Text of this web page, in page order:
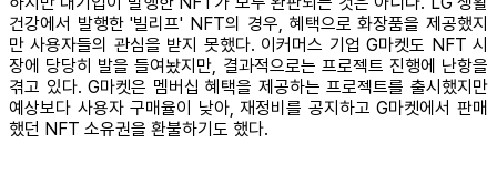
건강에서 발행한 '빌리프' NFT의 경우, 혜택으로 화장품을 제공했지
만 사용자들의 관심을 받지 못했다. 이커머스 기업 G마켓도 NFT 시
장에 당당히 발을 들여놨지만, 결과적으로는 프로젝트 진행에 난항을
겪고 있다. G마켓은 멤버십 혜택을 제공하는 프로젝트를 출시했지만
예상보다 사용자 구매율이 낮아, 재정비를 공지하고 G마켓에서 판매
했던 NFT 소유권을 환불하기도 했다.